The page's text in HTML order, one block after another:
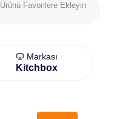
Ürünü Favorilere Ekleyin
Markası
Kitchbox